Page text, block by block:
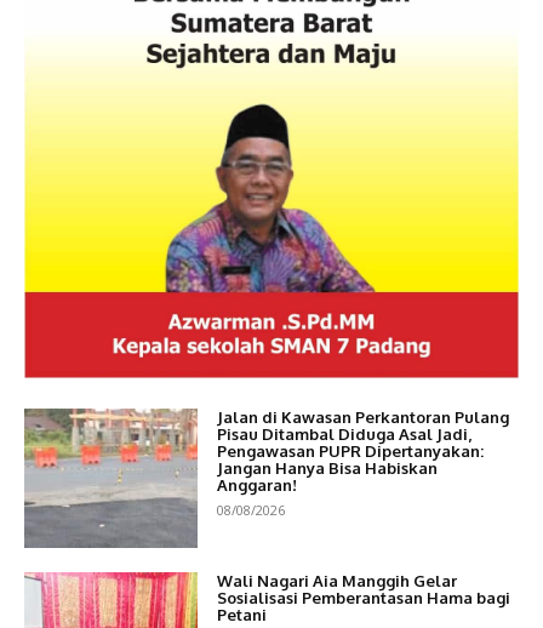
Jalan di Kawasan Perkantoran Pulang
Pisau Ditambal Diduga Asal Jadi,
Pengawasan PUPR Dipertanyakan:
Jangan Hanya Bisa Habiskan
Anggaran!
08/08/2026
Wali Nagari Aia Manggih Gelar
Sosialisasi Pemberantasan Hama bagi
Petani